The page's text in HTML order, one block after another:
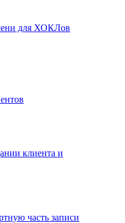
для ХОКЛов
клиента и
часть записи